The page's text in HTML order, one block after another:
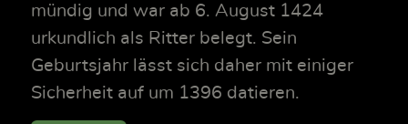
mündig und war ab 6. August 1424
urkundlich als Ritter belegt. Sein
Geburtsjahr lässt sich daher mit einiger
Sicherheit auf um 1396 datieren.